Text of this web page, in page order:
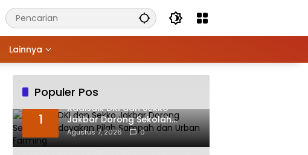
Lainnya
Populer Pos
1
Kadisdik DKI dan Sekko
Jakbar Dorong Sekolah
Budayakan Pilah Sampah dan
Urban Farming
Agustus 7, 2026 0